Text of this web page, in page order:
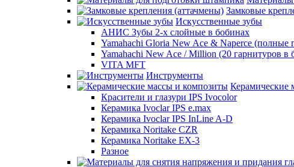
Замковые
Искусственные зубы
АНИС Зубы 2-х слойные в бобинах
Yamahachi Gloria New Ace & Naperce (полные
Yamahachi New Ace / Million (20 гарнитуров в
VITA MFT
Инструменты
Керамические
Красители и глазури IPS Ivocolor
Керамика Ivoclar IPS e.max
Керамика Ivoclar IPS InLine A-D
Керамика Noritake CZR
Керамика Noritake EX-3
Разное